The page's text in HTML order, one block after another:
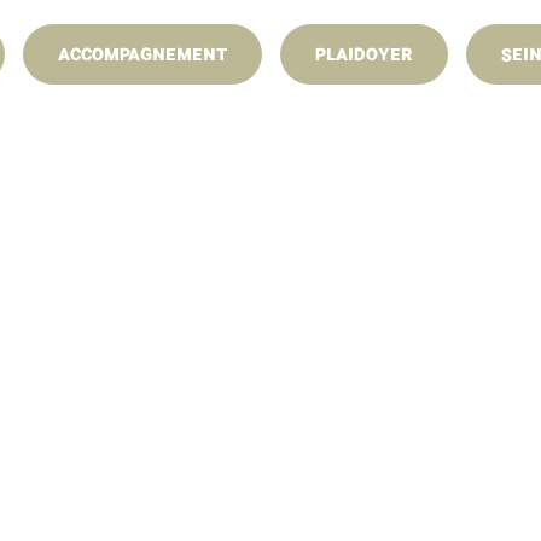
ACCOMPAGNEMENT PLAIDOYER
févr. 2025au 25 févr. 2025
AgriParis Seine au Salon International de l’Agriculture